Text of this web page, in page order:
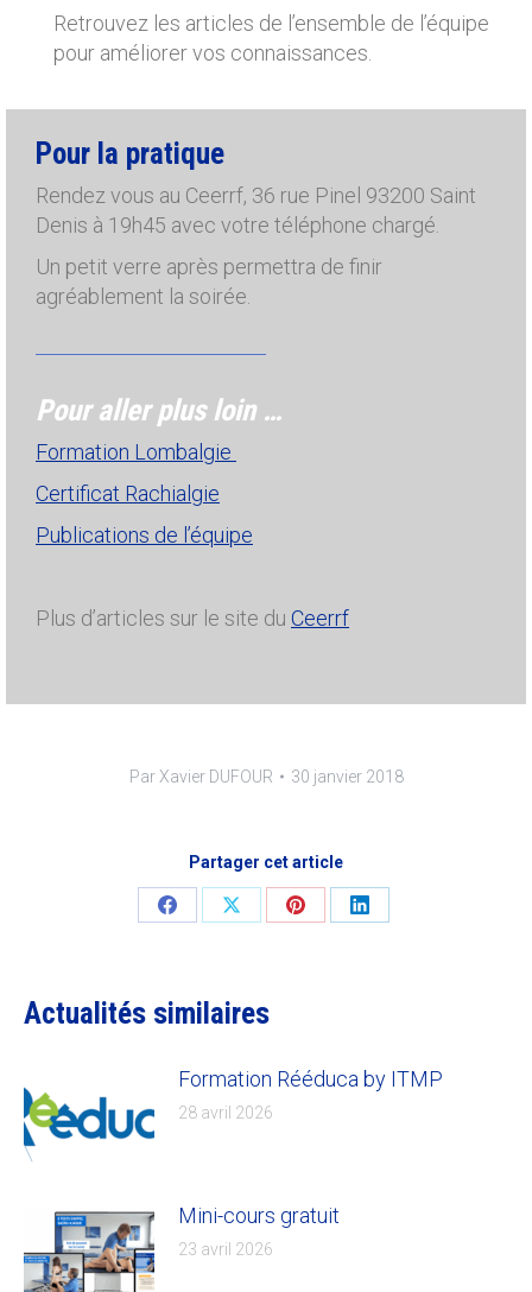
Retrouvez les articles de l’ensemble de l’équipe
pour améliorer vos connaissances.
Pour la pratique
Rendez vous au Ceerrf, 36 rue Pinel 93200 Saint
Denis à 19h45 avec votre téléphone chargé.
Un petit verre après permettra de finir
agréablement la soirée.
Pour aller plus loin …
Formation Lombalgie
Certificat Rachialgie
Publications de l’équipe
Plus d’articles sur le site du Ceerrf
Par Xavier DUFOUR 30 janvier 2018
Partager cet article
Share
Share
Share
Share
Actualités similaires
Formation Rééduca by ITMP
28 avril 2026
Mini-cours gratuit
23 avril 2026